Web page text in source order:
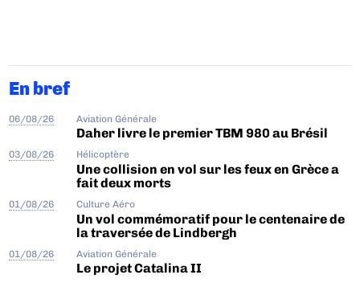
En bref
06/08/26 Aviation Générale
Daher livre le premier TBM 980 au Brésil
03/08/26 Hélicoptère
Une collision en vol sur les feux en Grèce a
fait deux morts
01/08/26 Culture Aéro
Un vol commémoratif pour le centenaire de
la traversée de Lindbergh
01/08/26 Aviation Générale
Le projet Catalina II